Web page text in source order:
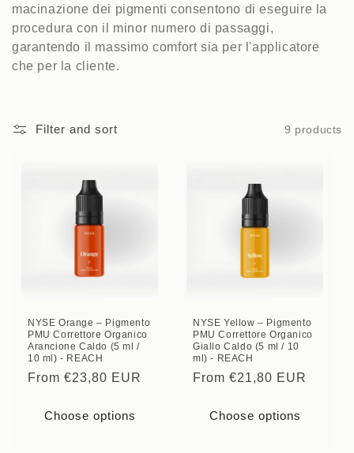
macinazione dei pigmenti consentono di eseguire la
procedura con il minor numero di passaggi,
garantendo il massimo comfort sia per l'applicatore
che per la cliente.
Filter and sort 9 products
NYSE Orange – Pigmento
PMU Correttore Organico
Arancione Caldo (5 ml /
10 ml) - REACH
Regular
From €23,80 EUR
Choose options
NYSE Yellow – Pigmento
PMU Correttore Organico
Giallo Caldo (5 ml / 10
ml) - REACH
Regular
From €21,80 EUR
Choose options